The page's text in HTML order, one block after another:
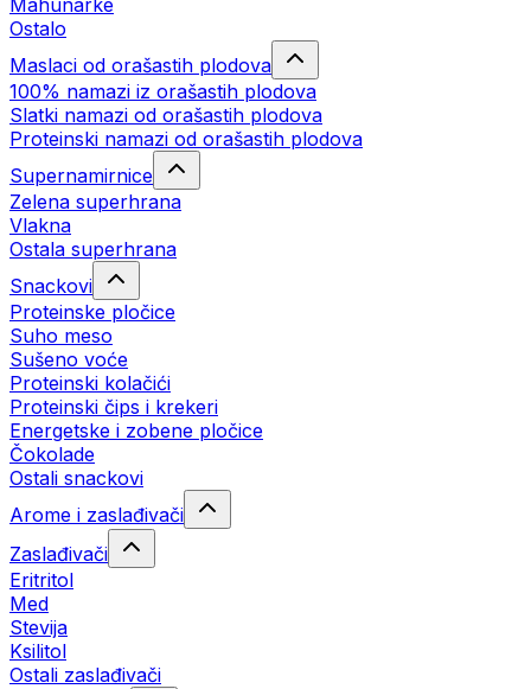
Mahunarke
Ostalo
Maslaci od orašastih plodova
100% namazi iz orašastih plodova
Slatki namazi od orašastih plodova
Proteinski namazi od orašastih plodova
Supernamirnice
Zelena superhrana
Vlakna
Ostala superhrana
Snackovi
Proteinske pločice
Suho meso
Sušeno voće
Proteinski kolačići
Proteinski čips i krekeri
Energetske i zobene pločice
Čokolade
Ostali snackovi
Arome i zaslađivači
Zaslađivači
Eritritol
Med
Stevija
Ksilitol
Ostali zaslađivači